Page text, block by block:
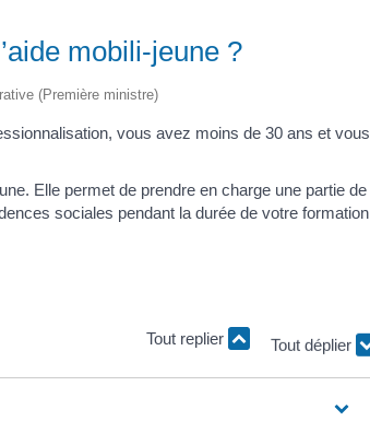
mobili-jeune ?
(Première ministre)
vous avez moins de 30 ans et vous
Elle permet de prendre en charge une partie de
sociales pendant la durée de votre formation
Tout replier
Tout déplier